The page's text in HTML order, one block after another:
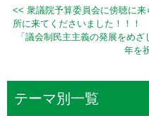
<< 衆議院予算委員会に傍聴に
所に来てくださいました！！！
「議会制民主主義の発展をめ
年を
テーマ別一覧